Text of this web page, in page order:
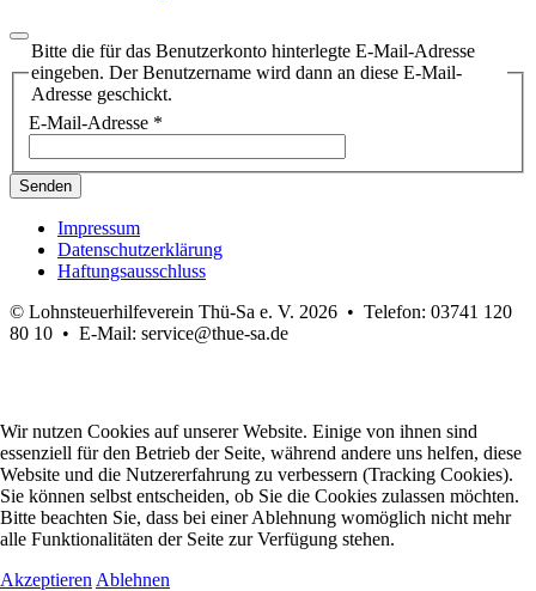
Bitte die für das Benutzerkonto hinterlegte E-Mail-Adresse
eingeben. Der Benutzername wird dann an diese E-Mail-
Adresse geschickt.
E-Mail-Adresse *
Senden
Impressum
Datenschutzerklärung
Haftungsausschluss
© Lohnsteuerhilfeverein Thü-Sa e. V. 2026 • Telefon: 03741 120
80 10 • E-Mail: service@thue-sa.de
Wir nutzen Cookies auf unserer Website. Einige von ihnen sind
essenziell für den Betrieb der Seite, während andere uns helfen, diese
Website und die Nutzererfahrung zu verbessern (Tracking Cookies).
Sie können selbst entscheiden, ob Sie die Cookies zulassen möchten.
Bitte beachten Sie, dass bei einer Ablehnung womöglich nicht mehr
alle Funktionalitäten der Seite zur Verfügung stehen.
Akzeptieren Ablehnen